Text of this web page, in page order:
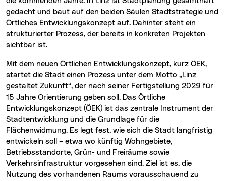
gedacht und baut auf den beiden Säulen Stadtstrategie und
Örtliches Entwicklungskonzept auf. Dahinter steht ein
strukturierter Prozess, der bereits in konkreten Projekten
sichtbar ist.
Mit dem neuen Örtlichen Entwicklungskonzept, kurz ÖEK,
startet die Stadt einen Prozess unter dem Motto „Linz
gestaltet Zukunft“, der nach seiner Fertigstellung 2029 für
15 Jahre Orientierung geben soll. Das Örtliche
Entwicklungskonzept (ÖEK) ist das zentrale Instrument der
Stadtentwicklung und die Grundlage für die
Flächenwidmung. Es legt fest, wie sich die Stadt langfristig
entwickeln soll – etwa wo künftig Wohngebiete,
Betriebsstandorte, Grün- und Freiräume sowie
Verkehrsinfrastruktur vorgesehen sind. Ziel ist es, die
Nutzung des vorhandenen Raums vorausschauend zu